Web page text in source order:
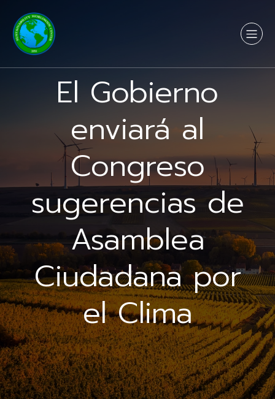
El Gobierno
enviará al
Congreso
sugerencias de
Asamblea
Ciudadana por
el Clima